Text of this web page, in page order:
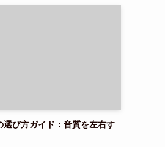
選び方ガイド：音質を左右す